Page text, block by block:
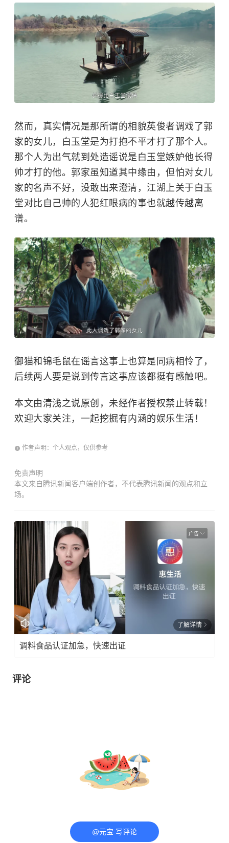
然而，真实情况是那所谓的相貌英俊者调戏了郭
家的女儿，白玉堂是为打抱不平才打了那个人。
那个人为出气就到处造谣说是白玉堂嫉妒他长得
帅才打的他。郭家虽知道其中缘由，但怕对女儿
家的名声不好，没敢出来澄清，江湖上关于白玉
堂对比自己帅的人犯红眼病的事也就越传越离
谱。
御猫和锦毛鼠在谣言这事上也算是同病相怜了，
后续两人要是说到传言这事应该都挺有感触吧。
本文由清浅之说原创，未经作者授权禁止转载！
欢迎大家关注，一起挖掘有内涵的娱乐生活！
作者声明：个人观点，仅供参考
免责声明
本文来自腾讯新闻客户端创作者，不代表腾讯新闻的观点和立
场。
广告
了解详情
调料食品认证加急，快速出证
评论
@元宝 写评论